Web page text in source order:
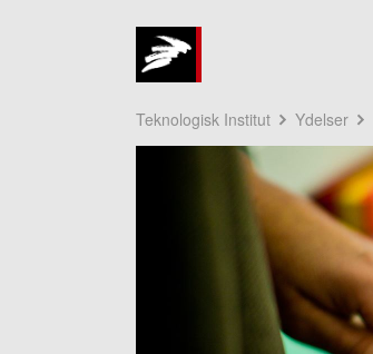
Teknologisk Institut Ydelser